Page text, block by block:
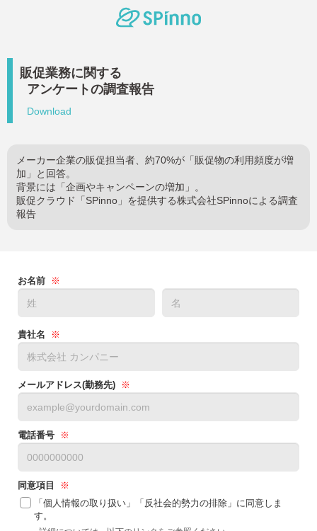
販促業務に関する
アンケートの調査報告
Download
メーカー企業の販促担当者、約70%が「販促物の利用頻度が増
加」と回答。
背景には「企画やキャンペーンの増加」。
販促クラウド「SPinno」を提供する株式会社SPinnoによる調査
報告